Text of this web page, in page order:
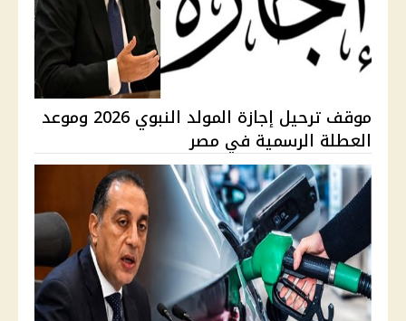
موقف ترحيل إجازة المولد النبوي 2026 وموعد
العطلة الرسمية في مصر